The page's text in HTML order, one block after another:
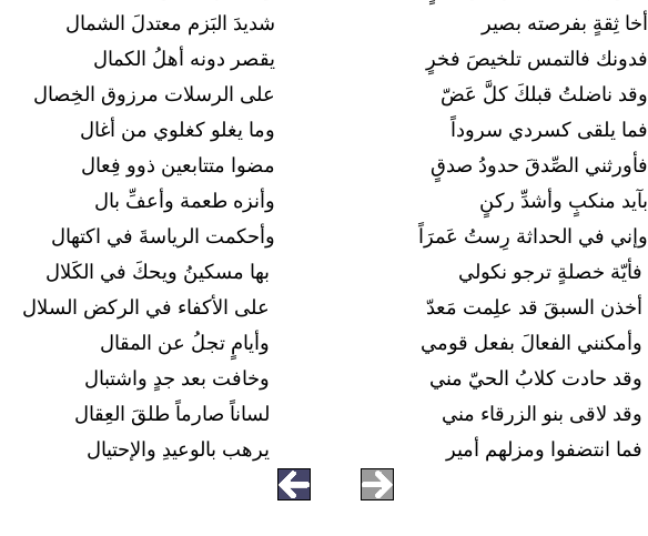
أخا ثِقةٍ بفرصته بصير
شديدَ البَزم معتدلَ الشمال
فدونك فالتمس تلخيصَ فخرٍ
يقصر دونه أهلُ الكمال
وقد ناضلتُ قبلكَ كلَّ عَضّ
على الرسلات مرزوق الخِصال
فما يلقى كسردي سروداً
وما يغلو كغلوي من أغال
فأورثني الصِّدقَ حدودُ صدقٍ
مضوا متتابعين ذوو فِعال
بآيد منكبٍ وأشدِّ ركنٍ
وأنزه طعمة وأعفِّ بال
وإني في الحداثة رِستُ عَمرَاً
وأحكمت الرياسةَ في اكتهال
فأيّة خصلةٍ ترجو نكولي
بها مسكينُ ويحكَ في الكَلال
أخذن السبقَ قد علِمت مَعدّ
على الأكفاء في الركض السلال
وأمكنني الفعالَ بفعل قومي
وأيامٍ تجلُ عن المقال
وقد حادت كلابُ الحيّ مني
وخافت بعد جدٍ واشتبال
وقد لاقى بنو الزرقاء مني
لساناً صارماً طلقَ العِقال
فما انتضفوا ومزلهم أمير يرهب بالوعيدِ والإحتيال